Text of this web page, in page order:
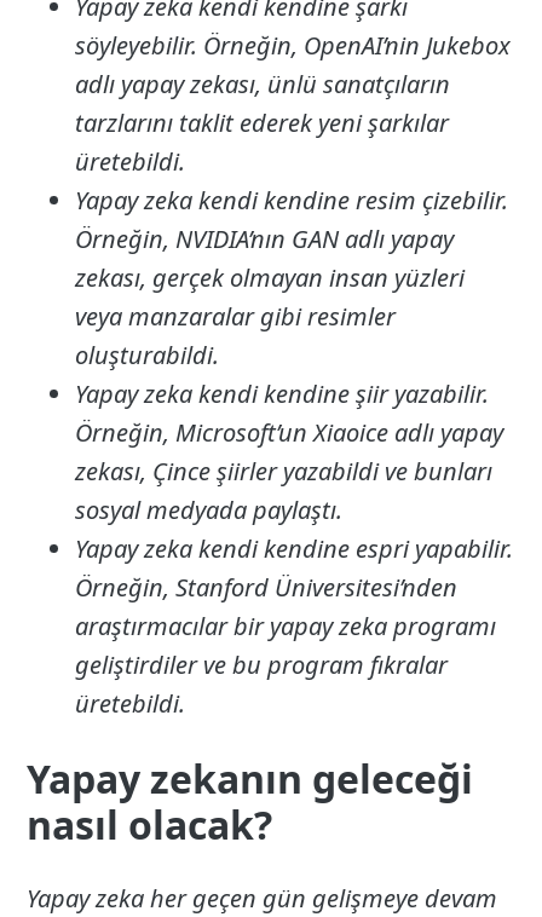
Yapay zeka kendi kendine şarkı
söyleyebilir. Örneğin, OpenAI’nin Jukebox
adlı yapay zekası, ünlü sanatçıların
tarzlarını taklit ederek yeni şarkılar
üretebildi.
Yapay zeka kendi kendine resim çizebilir.
Örneğin, NVIDIA’nın GAN adlı yapay
zekası, gerçek olmayan insan yüzleri
veya manzaralar gibi resimler
oluşturabildi.
Yapay zeka kendi kendine şiir yazabilir.
Örneğin, Microsoft’un Xiaoice adlı yapay
zekası, Çince şiirler yazabildi ve bunları
sosyal medyada paylaştı.
Yapay zeka kendi kendine espri yapabilir.
Örneğin, Stanford Üniversitesi’nden
araştırmacılar bir yapay zeka programı
geliştirdiler ve bu program fıkralar
üretebildi.
Yapay zekanın geleceği
nasıl olacak?
Yapay zeka her geçen gün gelişmeye devam